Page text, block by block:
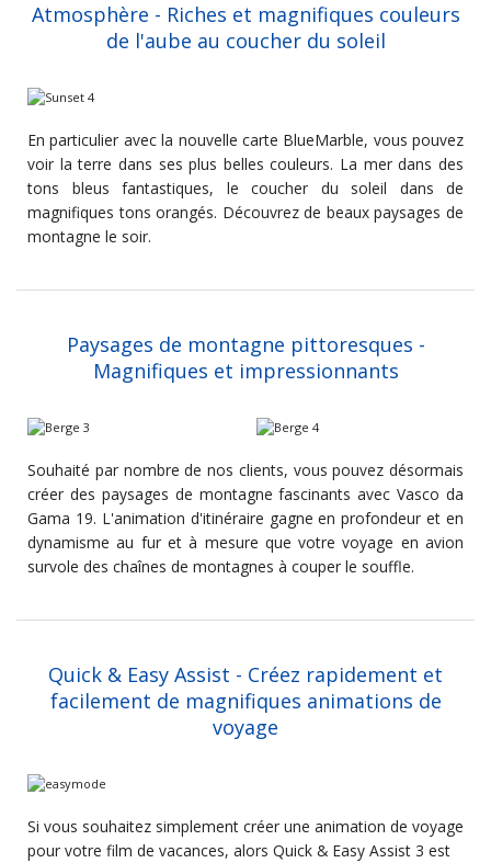
Atmosphère - Riches et magnifiques couleurs
de l'aube au coucher du soleil
En particulier avec la nouvelle carte BlueMarble, vous pouvez
voir la terre dans ses plus belles couleurs. La mer dans des
tons bleus fantastiques, le coucher du soleil dans de
magnifiques tons orangés. Découvrez de beaux paysages de
montagne le soir.
Paysages de montagne pittoresques -
Magnifiques et impressionnants
Souhaité par nombre de nos clients, vous pouvez désormais
créer des paysages de montagne fascinants avec Vasco da
Gama 19. L'animation d'itinéraire gagne en profondeur et en
dynamisme au fur et à mesure que votre voyage en avion
survole des chaînes de montagnes à couper le souffle.
Quick & Easy Assist - Créez rapidement et
facilement de magnifiques animations de
voyage
Si vous souhaitez simplement créer une animation de voyage
pour votre film de vacances, alors Quick & Easy Assist 3 est